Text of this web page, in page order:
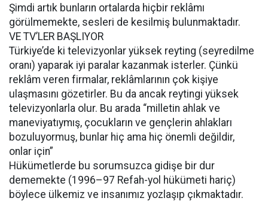
Şimdi artık bunların ortalarda hiçbir reklâmı
görülmemekte, sesleri de kesilmiş bulunmaktadır.
VE TV’LER BAŞLIYOR
Türkiye’de ki televizyonlar yüksek reyting (seyredilme
oranı) yaparak iyi paralar kazanmak isterler. Çünkü
reklâm veren firmalar, reklâmlarının çok kişiye
ulaşmasını gözetirler. Bu da ancak reytingi yüksek
televizyonlarla olur. Bu arada “milletin ahlak ve
maneviyatıymış, çocukların ve gençlerin ahlakları
bozuluyormuş, bunlar hiç ama hiç önemli değildir,
onlar için”
Hükümetlerde bu sorumsuzca gidişe bir dur
dememekte (1996–97 Refah-yol hükümeti hariç)
böylece ülkemiz ve insanımız yozlaşıp çıkmaktadır.